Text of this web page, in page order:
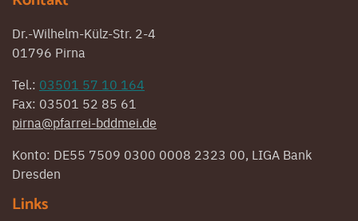
Dr.-Wilhelm-Külz-Str. 2-4
01796 Pirna
Tel.: 03501 57 10 164
Fax: 03501 52 85 61
pirna@pfarrei-bddmei.de
Konto: DE55 7509 0300 0008 2323 00, LIGA Bank
Dresden
Links